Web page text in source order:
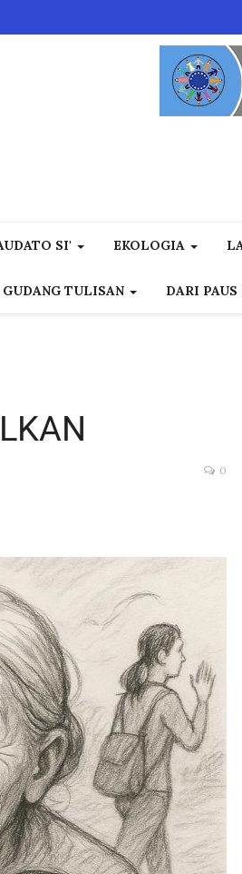
SI' EKOLOGIA
GUDANG TULISAN DARI PAUS
0